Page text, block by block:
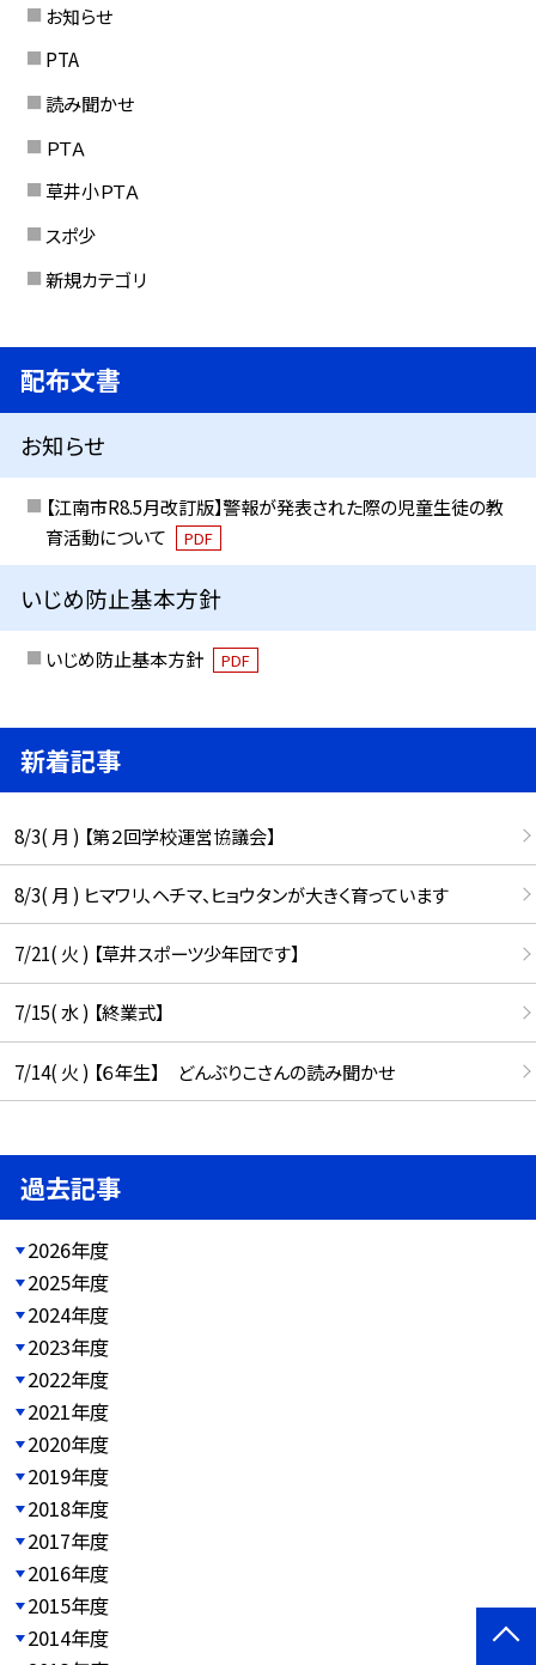
お知らせ
PTA
読み聞かせ
ＰＴＡ
草井小ＰＴＡ
スポ少
新規カテゴリ
配布文書
お知らせ
【江南市R8.5月改訂版】警報が発表された際の児童生徒の教
育活動について
PDF
いじめ防止基本方針
いじめ防止基本方針 PDF
新着記事
8/3( 月 ) 【第２回学校運営協議会】
8/3( 月 ) ヒマワリ、ヘチマ、ヒョウタンが大きく育っています
7/21( 火 ) 【草井スポーツ少年団です】
7/15( 水 ) 【終業式】
7/14( 火 ) 【６年生】 どんぶりこさんの読み聞かせ
過去記事
2026年度
2025年度
2024年度
2023年度
2022年度
2021年度
2020年度
2019年度
2018年度
2017年度
2016年度
2015年度
2014年度